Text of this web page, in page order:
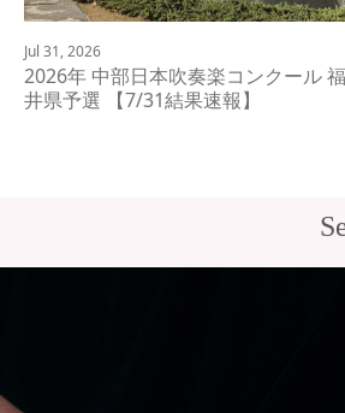
Jul 31, 2026
2026年 中部日本吹奏楽コンクール 福
井県予選 【7/31結果速報】